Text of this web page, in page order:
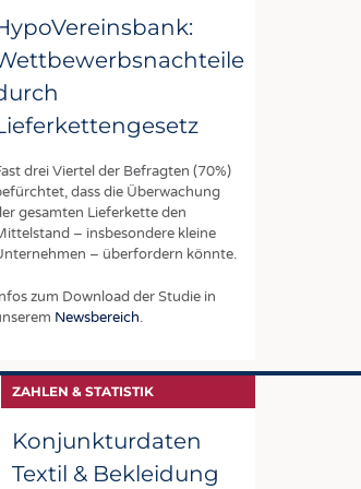
mit einer optimierten
sorgt die Geometrie
Keramikölers 6020 für einen
bei minimalem
Off und sehr hoher
(niedriger
drei Viertel der Befragten (70%)
dass die Überwachung
gesamten Lieferkette den
– insbesondere kleine
– überfordern könnte.
zum Download der Studie in
Newsbereich.
ZAHLEN & STATISTIK
Konjunkturdaten
Textil & Bekleidung